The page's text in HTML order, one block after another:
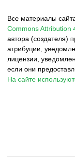
Все материалы
Commons Attribution
автора (создателя)
атрибуции,
лицензии,
если они
На сайте